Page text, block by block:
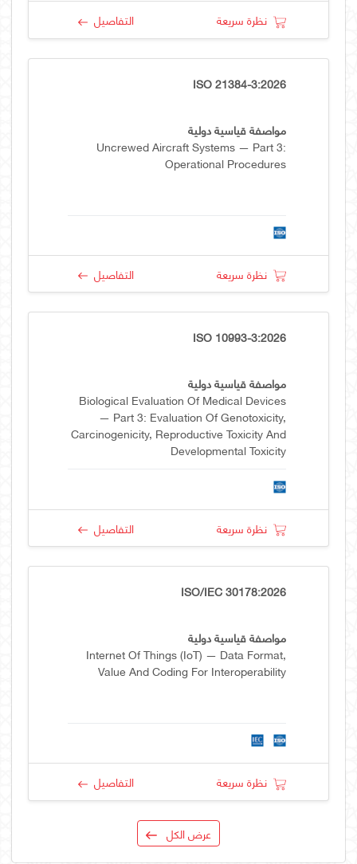
نظرة سريعة التفاصيل
ISO 21384-3:2026
مواصفة قياسية دولية
Uncrewed Aircraft Systems — Part 3:
Operational Procedures
نظرة سريعة التفاصيل
ISO 10993-3:2026
مواصفة قياسية دولية
Biological Evaluation Of Medical Devices
— Part 3: Evaluation Of Genotoxicity,
Carcinogenicity, Reproductive Toxicity And
Developmental Toxicity
نظرة سريعة التفاصيل
ISO/IEC 30178:2026
مواصفة قياسية دولية
Internet Of Things (IoT) — Data Format,
Value And Coding For Interoperability
نظرة سريعة التفاصيل
عرض الكل